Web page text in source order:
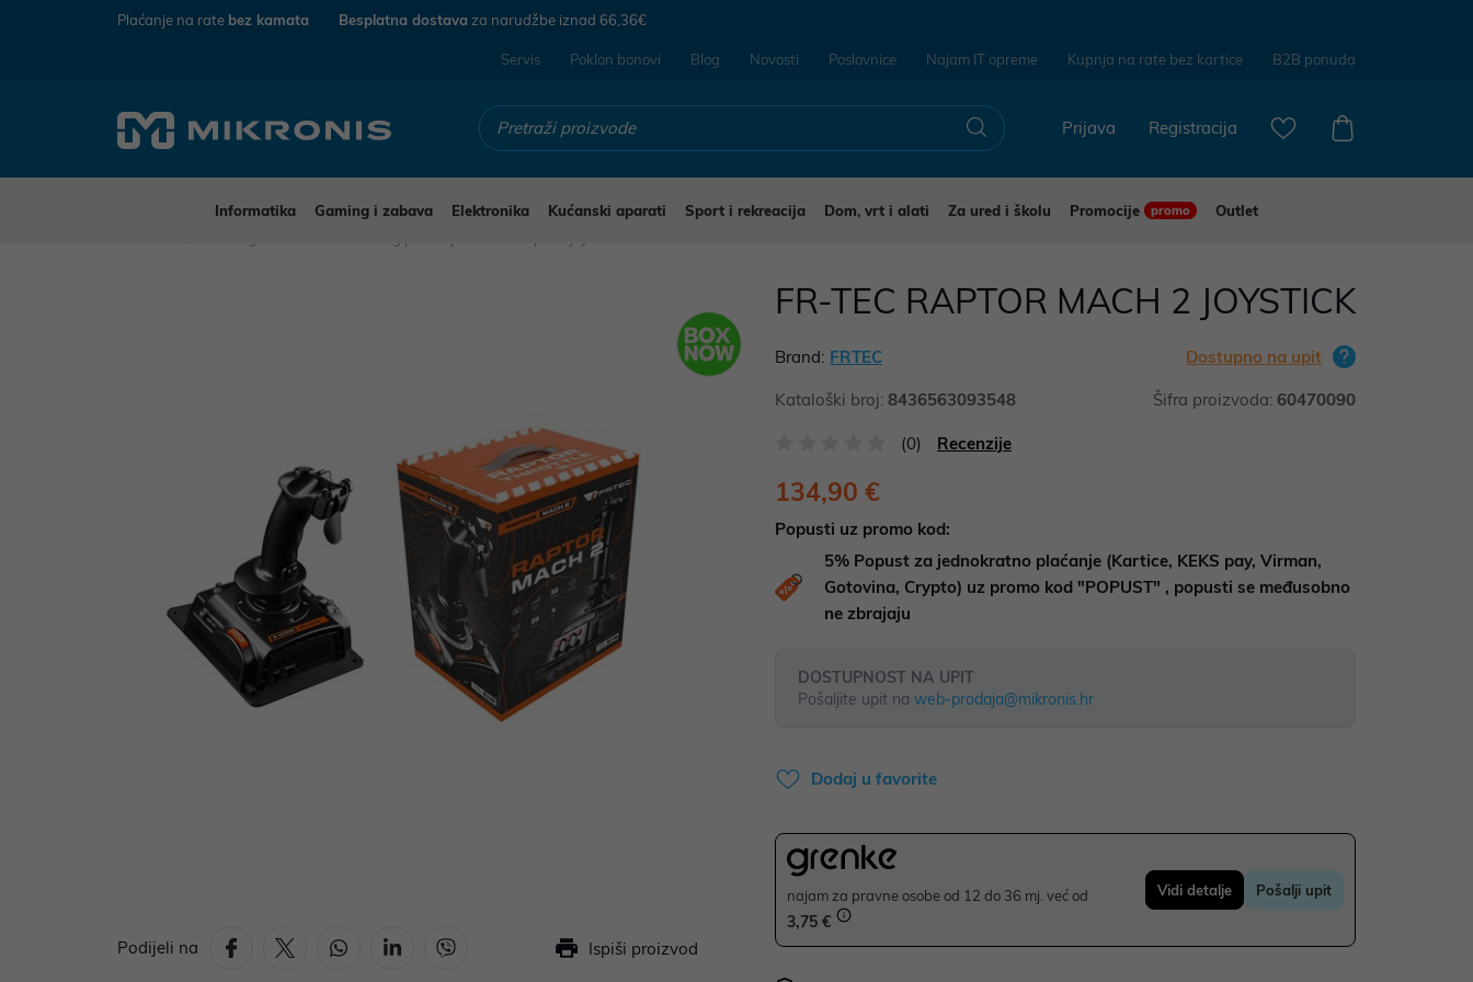
Plaćanje na rate bez kamata Besplatna dostava za narudžbe iznad 66,36€
Servis Poklon bonovi Blog Novosti Poslovnice Najam IT opreme Kupnja na rate bez kartice B2B ponuda
Registracija
Prijava
Informatika Gaming i zabava Elektronika Kućanski aparati Sport i rekreacija Dom, vrt i alati Za ured i školu Promocije promo
Outlet
Podijeli na Ispiši proizvod
FR-TEC RAPTOR MACH 2 JOYSTICK
Brand: FRTEC Dostupno na upit
Kataloški broj: 8436563093548 Šifra proizvoda: 60470090
(0) Recenzije
134,90 €
Popusti uz promo kod:
5% Popust za jednokratno plaćanje (Kartice, KEKS pay, Virman,
Gotovina, Crypto) uz promo kod "POPUST" , popusti se međusobno
ne zbrajaju
DOSTUPNOST NA UPIT
Pošaljite upit na web-prodaja@mikronis.hr
Dodaj u favorite
najam za pravne osobe od 12 do 36 mj. već od
3,75 €
Vidi detalje Pošalji upit